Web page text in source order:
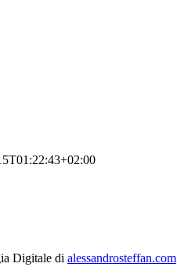
Digitale di alessandrosteffan.com